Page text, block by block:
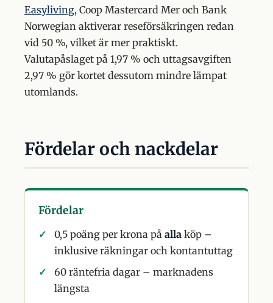
Easyliving, Coop Mastercard Mer och Bank
Norwegian aktiverar reseförsäkringen redan
vid 50 %, vilket är mer praktiskt.
Valutapåslaget på 1,97 % och uttagsavgiften
2,97 % gör kortet dessutom mindre lämpat
utomlands.
Fördelar och nackdelar
Fördelar
0,5 poäng per krona på allaköp –
inklusive räkningar och kontantuttag
60 räntefria dagar – marknadens
längsta